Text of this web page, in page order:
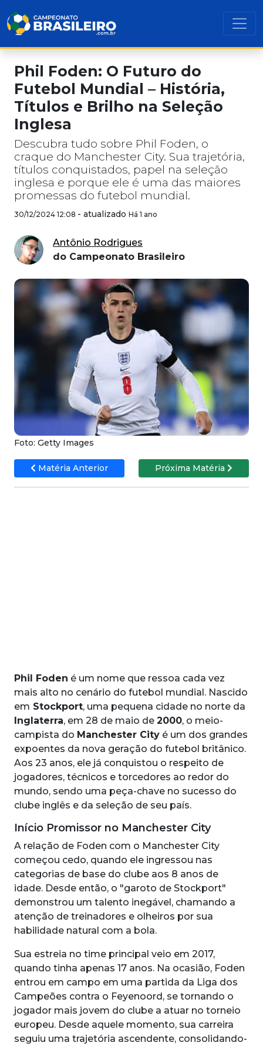
Phil Foden: O Futuro do
Futebol Mundial – História,
Títulos e Brilho na Seleção
Inglesa
Descubra tudo sobre Phil Foden, o
craque do Manchester City. Sua trajetória,
títulos conquistados, papel na seleção
inglesa e porque ele é uma das maiores
promessas do futebol mundial.
30/12/2024 12:08 - atualizado Há 1 ano
Antônio Rodrigues
do Campeonato Brasileiro
Foto: Getty Images
Matéria Anterior Próxima Matéria
Phil Foden é um nome que ressoa cada vez
mais alto no cenário do futebol mundial. Nascido
em Stockport, uma pequena cidade no norte da
Inglaterra, em 28 de maio de 2000, o meio-
campista do Manchester City é um dos grandes
expoentes da nova geração do futebol britânico.
Aos 23 anos, ele já conquistou o respeito de
jogadores, técnicos e torcedores ao redor do
mundo, sendo uma peça-chave no sucesso do
clube inglês e da seleção de seu país.
Início Promissor no Manchester City
A relação de Foden com o Manchester City
começou cedo, quando ele ingressou nas
categorias de base do clube aos 8 anos de
idade. Desde então, o "garoto de Stockport"
demonstrou um talento inegável, chamando a
atenção de treinadores e olheiros por sua
habilidade natural com a bola.
Sua estreia no time principal veio em 2017,
quando tinha apenas 17 anos. Na ocasião, Foden
entrou em campo em uma partida da Liga dos
Campeões contra o Feyenoord, se tornando o
jogador mais jovem do clube a atuar no torneio
europeu. Desde aquele momento, sua carreira
seguiu uma trajetória ascendente, consolidando-